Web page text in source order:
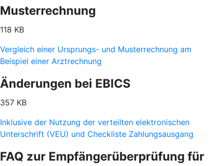
Musterrechnung
118 KB
Vergleich einer Ursprungs- und Musterrechnung am
Beispiel einer Arztrechnung
Änderungen bei EBICS
357 KB
Inklusive der Nutzung der verteilten elektronischen
Unterschrift (VEU) und Checkliste Zahlungsausgang
FAQ zur Empfängerüberprüfung für